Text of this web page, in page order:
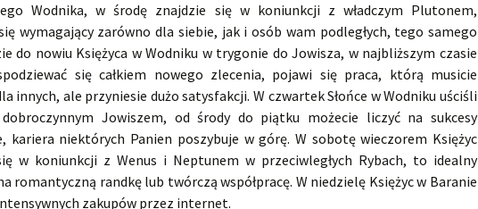
Wodnika, w środę znajdzie się w koniunkcji z władczym Plutonem,
wymagający zarówno dla siebie, jak i osób wam podległych, tego samego
do nowiu Księżyca w Wodniku w trygonie do Jowisza, w najbliższym czasie
się całkiem nowego zlecenia, pojawi się praca, którą musicie
innych, ale przyniesie dużo satysfakcji. W czwartek Słońce w Wodniku uściśli
Jowiszem, od środy do piątku możecie liczyć na sukcesy
kariera niektórych Panien poszybuje w górę. W sobotę wieczorem Księżyc
w koniunkcji z Wenus i Neptunem w przeciwległych Rybach, to idealny
romantyczną randkę lub twórczą współpracę. W niedzielę Księżyc w Baranie
zakupów przez internet.